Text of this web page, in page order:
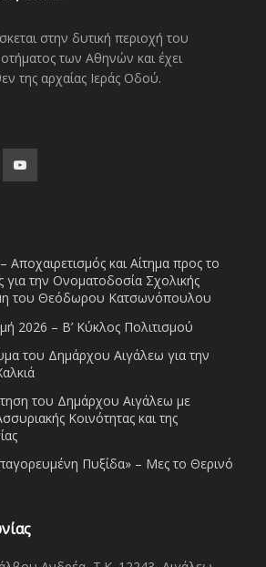
στην δυτική περιοχή του
των Αθηνών και έχει
της αρχαίας Ιεράς Οδού.
και Αίτημα προς το
για την Ονοματοδοσία Σχολικής
του Θεόδωρου Κατσωνόπουλου
2026 – Β’ Κύκλος Πολιτισμού
του Δημάρχου Αιγάλεω για την
του Δημάρχου Αιγάλεω με
Κοινότητας και της
Πυξίδα» – Μες το Θερινό